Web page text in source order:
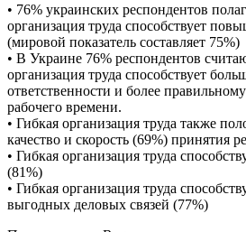
• 76% украинских респондентов
организация труда способствует
(мировой показатель составляет 75%)
• В Украине 76% респондентов
организация труда способствует
ответственности и более
рабочего времени.
• Гибкая организация труда также
качество и скорость (69%) принятия
• Гибкая организация труда
(81%)
• Гибкая организация труда
выгодных деловых связей (77%)